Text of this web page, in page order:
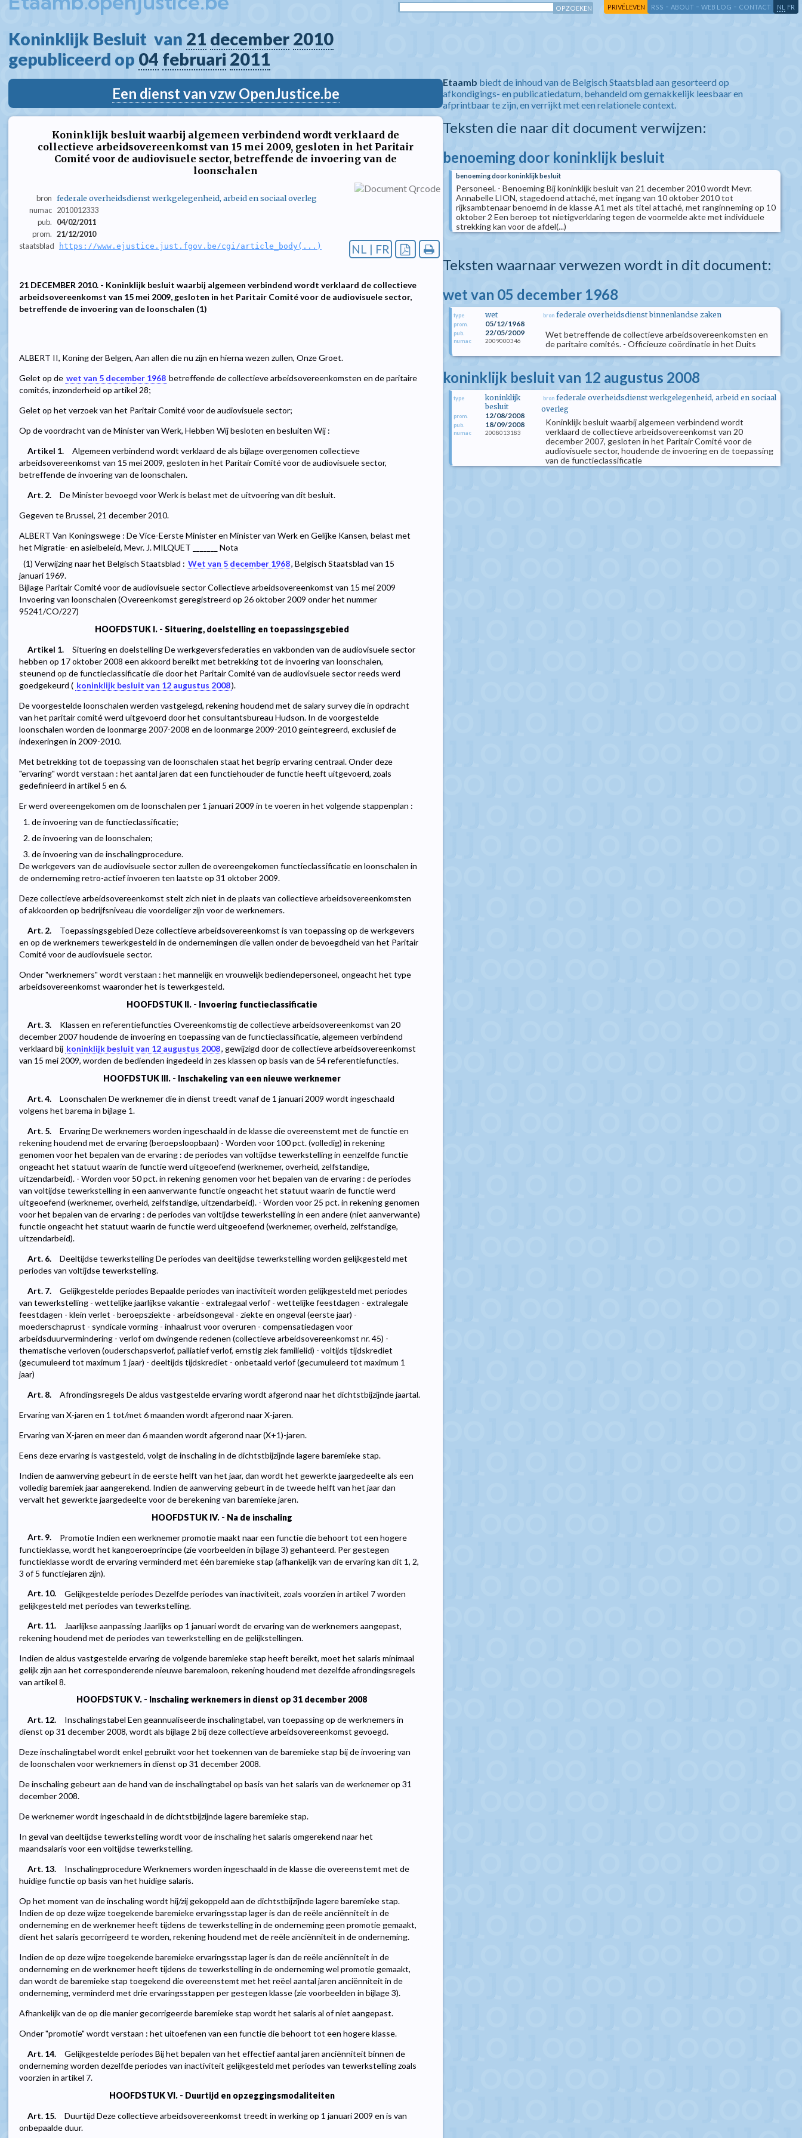
PRIVÉLEVEN RSS - ABOUT - WEB LOG - CONTACT NL FR
Koninklijk Besluit  van 21 december 2010
gepubliceerd op 04 februari 2011
Een dienst van vzw OpenJustice.be
Koninklijk besluit waarbij algemeen verbindend wordt verklaard de
collectieve arbeidsovereenkomst van 15 mei 2009, gesloten in het Paritair
Comité voor de audiovisuele sector, betreffende de invoering van de
loonschalen
bron federale overheidsdienst werkgelegenheid, arbeid en sociaal overleg
numac 2010012333
pub.
04/02/2011
prom. 21/12/2010
staatsblad
https://www.ejustice.just.fgov.be/cgi/article_body(...) NL | FR
21 DECEMBER 2010. - Koninklijk besluit waarbij algemeen verbindend wordt verklaard de collectieve
arbeidsovereenkomst van 15 mei 2009, gesloten in het Paritair Comité voor de audiovisuele sector,
betreffende de invoering van de loonschalen (1)
ALBERT II, Koning der Belgen, Aan allen die nu zijn en hierna wezen zullen, Onze Groet.
Gelet op de wet van 5 december 1968 betreffende de collectieve arbeidsovereenkomsten en de paritaire
comités, inzonderheid op artikel 28;
Gelet op het verzoek van het Paritair Comité voor de audiovisuele sector;
Op de voordracht van de Minister van Werk, Hebben Wij besloten en besluiten Wij :
Artikel 1.
Algemeen verbindend wordt verklaard de als bijlage overgenomen collectieve
arbeidsovereenkomst van 15 mei 2009, gesloten in het Paritair Comité voor de audiovisuele sector,
betreffende de invoering van de loonschalen.
Art. 2.
De Minister bevoegd voor Werk is belast met de uitvoering van dit besluit.
Gegeven te Brussel, 21 december 2010.
ALBERT Van Koningswege : De Vice-Eerste Minister en Minister van Werk en Gelijke Kansen, belast met
het Migratie- en asielbeleid, Mevr. J. MILQUET _______ Nota
(1) Verwijzing naar het Belgisch Staatsblad : Wet van 5 december 1968, Belgisch Staatsblad van 15
januari 1969.
Bijlage Paritair Comité voor de audiovisuele sector Collectieve arbeidsovereenkomst van 15 mei 2009
Invoering van loonschalen (Overeenkomst geregistreerd op 26 oktober 2009 onder het nummer
95241/CO/227)
HOOFDSTUK I. - Situering, doelstelling en toepassingsgebied
Artikel 1.
Situering en doelstelling De werkgeversfederaties en vakbonden van de audiovisuele sector
hebben op 17 oktober 2008 een akkoord bereikt met betrekking tot de invoering van loonschalen,
steunend op de functieclassificatie die door het Paritair Comité van de audiovisuele sector reeds werd
goedgekeurd ( koninklijk besluit van 12 augustus 2008).
De voorgestelde loonschalen werden vastgelegd, rekening houdend met de salary survey die in opdracht
van het paritair comité werd uitgevoerd door het consultantsbureau Hudson. In de voorgestelde
loonschalen worden de loonmarge 2007-2008 en de loonmarge 2009-2010 geïntegreerd, exclusief de
indexeringen in 2009-2010.
Met betrekking tot de toepassing van de loonschalen staat het begrip ervaring centraal. Onder deze
"ervaring" wordt verstaan : het aantal jaren dat een functiehouder de functie heeft uitgevoerd, zoals
gedefinieerd in artikel 5 en 6.
Er werd overeengekomen om de loonschalen per 1 januari 2009 in te voeren in het volgende stappenplan :
1. de invoering van de functieclassificatie;
2. de invoering van de loonschalen;
3. de invoering van de inschalingprocedure.
De werkgevers van de audiovisuele sector zullen de overeengekomen functieclassificatie en loonschalen in
de onderneming retro-actief invoeren ten laatste op 31 oktober 2009.
Deze collectieve arbeidsovereenkomst stelt zich niet in de plaats van collectieve arbeidsovereenkomsten
of akkoorden op bedrijfsniveau die voordeliger zijn voor de werknemers.
Art. 2.
Toepassingsgebied Deze collectieve arbeidsovereenkomst is van toepassing op de werkgevers
en op de werknemers tewerkgesteld in de ondernemingen die vallen onder de bevoegdheid van het Paritair
Comité voor de audiovisuele sector.
Onder "werknemers" wordt verstaan : het mannelijk en vrouwelijk bediendepersoneel, ongeacht het type
arbeidsovereenkomst waaronder het is tewerkgesteld.
HOOFDSTUK II. - Invoering functieclassificatie
Art. 3.
Klassen en referentiefuncties Overeenkomstig de collectieve arbeidsovereenkomst van 20
december 2007 houdende de invoering en toepassing van de functieclassificatie, algemeen verbindend
verklaard bij koninklijk besluit van 12 augustus 2008, gewijzigd door de collectieve arbeidsovereenkomst
van 15 mei 2009, worden de bedienden ingedeeld in zes klassen op basis van de 54 referentiefuncties.
HOOFDSTUK III. - Inschakeling van een nieuwe werknemer
Art. 4.
Loonschalen De werknemer die in dienst treedt vanaf de 1 januari 2009 wordt ingeschaald
volgens het barema in bijlage 1.
Art. 5.
Ervaring De werknemers worden ingeschaald in de klasse die overeenstemt met de functie en
rekening houdend met de ervaring (beroepsloopbaan) - Worden voor 100 pct. (volledig) in rekening
genomen voor het bepalen van de ervaring : de periodes van voltijdse tewerkstelling in eenzelfde functie
ongeacht het statuut waarin de functie werd uitgeoefend (werknemer, overheid, zelfstandige,
uitzendarbeid). - Worden voor 50 pct. in rekening genomen voor het bepalen van de ervaring : de periodes
van voltijdse tewerkstelling in een aanverwante functie ongeacht het statuut waarin de functie werd
uitgeoefend (werknemer, overheid, zelfstandige, uitzendarbeid). - Worden voor 25 pct. in rekening genomen
voor het bepalen van de ervaring : de periodes van voltijdse tewerkstelling in een andere (niet aanverwante)
functie ongeacht het statuut waarin de functie werd uitgeoefend (werknemer, overheid, zelfstandige,
uitzendarbeid).
Art. 6.
Deeltijdse tewerkstelling De periodes van deeltijdse tewerkstelling worden gelijkgesteld met
periodes van voltijdse tewerkstelling.
Art. 7.
Gelijkgestelde periodes Bepaalde periodes van inactiviteit worden gelijkgesteld met periodes
van tewerkstelling - wettelijke jaarlijkse vakantie - extralegaal verlof - wettelijke feestdagen - extralegale
feestdagen - klein verlet - beroepsziekte - arbeidsongeval - ziekte en ongeval (eerste jaar) -
moederschaprust - syndicale vorming - inhaalrust voor overuren - compensatiedagen voor
arbeidsduurvermindering - verlof om dwingende redenen (collectieve arbeidsovereenkomst nr. 45) -
thematische verloven (ouderschapsverlof, palliatief verlof, ernstig ziek familielid) - voltijds tijdskrediet
(gecumuleerd tot maximum 1 jaar) - deeltijds tijdskrediet - onbetaald verlof (gecumuleerd tot maximum 1
jaar)
Art. 8.
Afrondingsregels De aldus vastgestelde ervaring wordt afgerond naar het dichtstbijzijnde jaartal.
Ervaring van X-jaren en 1 tot/met 6 maanden wordt afgerond naar X-jaren.
Ervaring van X-jaren en meer dan 6 maanden wordt afgerond naar (X+1)-jaren.
Eens deze ervaring is vastgesteld, volgt de inschaling in de dichtstbijzijnde lagere baremieke stap.
Indien de aanwerving gebeurt in de eerste helft van het jaar, dan wordt het gewerkte jaargedeelte als een
volledig baremiek jaar aangerekend. Indien de aanwerving gebeurt in de tweede helft van het jaar dan
vervalt het gewerkte jaargedeelte voor de berekening van baremieke jaren.
HOOFDSTUK IV. - Na de inschaling
Art. 9.
Promotie Indien een werknemer promotie maakt naar een functie die behoort tot een hogere
functieklasse, wordt het kangoeroeprincipe (zie voorbeelden in bijlage 3) gehanteerd. Per gestegen
functieklasse wordt de ervaring verminderd met één baremieke stap (afhankelijk van de ervaring kan dit 1, 2,
3 of 5 functiejaren zijn).
Art. 10.
Gelijkgestelde periodes Dezelfde periodes van inactiviteit, zoals voorzien in artikel 7 worden
gelijkgesteld met periodes van tewerkstelling.
Art. 11.
Jaarlijkse aanpassing Jaarlijks op 1 januari wordt de ervaring van de werknemers aangepast,
rekening houdend met de periodes van tewerkstelling en de gelijkstellingen.
Indien de aldus vastgestelde ervaring de volgende baremieke stap heeft bereikt, moet het salaris minimaal
gelijk zijn aan het corresponderende nieuwe baremaloon, rekening houdend met dezelfde afrondingsregels
van artikel 8.
HOOFDSTUK V. - Inschaling werknemers in dienst op 31 december 2008
Art. 12.
Inschalingstabel Een geannualiseerde inschalingtabel, van toepassing op de werknemers in
dienst op 31 december 2008, wordt als bijlage 2 bij deze collectieve arbeidsovereenkomst gevoegd.
Deze inschalingtabel wordt enkel gebruikt voor het toekennen van de baremieke stap bij de invoering van
de loonschalen voor werknemers in dienst op 31 december 2008.
De inschaling gebeurt aan de hand van de inschalingtabel op basis van het salaris van de werknemer op 31
december 2008.
De werknemer wordt ingeschaald in de dichtstbijzijnde lagere baremieke stap.
In geval van deeltijdse tewerkstelling wordt voor de inschaling het salaris omgerekend naar het
maandsalaris voor een voltijdse tewerkstelling.
Art. 13.
Inschalingprocedure Werknemers worden ingeschaald in de klasse die overeenstemt met de
huidige functie op basis van het huidige salaris.
Op het moment van de inschaling wordt hij/zij gekoppeld aan de dichtstbijzijnde lagere baremieke stap.
Indien de op deze wijze toegekende baremieke ervaringsstap lager is dan de reële anciënniteit in de
onderneming en de werknemer heeft tijdens de tewerkstelling in de onderneming geen promotie gemaakt,
dient het salaris gecorrigeerd te worden, rekening houdend met de reële anciënniteit in de onderneming.
Indien de op deze wijze toegekende baremieke ervaringsstap lager is dan de reële anciënniteit in de
onderneming en de werknemer heeft tijdens de tewerkstelling in de onderneming wel promotie gemaakt,
dan wordt de baremieke stap toegekend die overeenstemt met het reëel aantal jaren anciënniteit in de
onderneming, verminderd met drie ervaringsstappen per gestegen klasse (zie voorbeelden in bijlage 3).
Afhankelijk van de op die manier gecorrigeerde baremieke stap wordt het salaris al of niet aangepast.
Onder "promotie" wordt verstaan : het uitoefenen van een functie die behoort tot een hogere klasse.
Art. 14.
Gelijkgestelde periodes Bij het bepalen van het effectief aantal jaren anciënniteit binnen de
onderneming worden dezelfde periodes van inactiviteit gelijkgesteld met periodes van tewerkstelling zoals
voorzien in artikel 7.
HOOFDSTUK VI. - Duurtijd en opzeggingsmodaliteiten
Art. 15.
Duurtijd Deze collectieve arbeidsovereenkomst treedt in werking op 1 januari 2009 en is van
onbepaalde duur.
Etaamb biedt de inhoud van de Belgisch Staatsblad aan gesorteerd op
afkondigings- en publicatiedatum, behandeld om gemakkelijk leesbaar en
afprintbaar te zijn, en verrijkt met een relationele context.
Teksten die naar dit document verwijzen:
benoeming door koninklijk besluit
benoeming door koninklijk besluit
Personeel. - Benoeming Bij koninklijk besluit van 21 december 2010 wordt Mevr.
Annabelle LION, stagedoend attaché, met ingang van 10 oktober 2010 tot
rijksambtenaar benoemd in de klasse A1 met als titel attaché, met ranginneming op 10
oktober 2 Een beroep tot nietigverklaring tegen de voormelde akte met individuele
strekking kan voor de afdel(...)
Teksten waarnaar verwezen wordt in dit document:
wet van 05 december 1968
type wet
prom. 05/12/1968
pub. 22/05/2009
numac 2009000346
bron federale overheidsdienst binnenlandse zaken
Wet betreffende de collectieve arbeidsovereenkomsten en
de paritaire comités. - Officieuze coördinatie in het Duits
koninklijk besluit van 12 augustus 2008
type
koninklijk
besluit
prom. 12/08/2008
pub. 18/09/2008
numac 2008013183
bron federale overheidsdienst werkgelegenheid, arbeid en sociaal
overleg
Koninklijk besluit waarbij algemeen verbindend wordt
verklaard de collectieve arbeidsovereenkomst van 20
december 2007, gesloten in het Paritair Comité voor de
audiovisuele sector, houdende de invoering en de toepassing
van de functieclassificatie